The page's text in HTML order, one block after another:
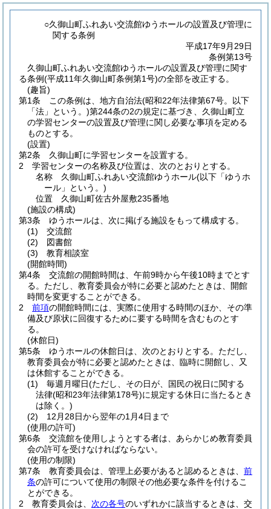
○久御山町ふれあい交流館ゆうホールの設置及び管理に
関する条例
平成17年9月29日
条例第13号
久御山町ふれあい交流館ゆうホールの設置及び管理に関す
る条例(平成11年久御山町条例第1号)の全部を改正する。
(趣旨)
第1条
この条例は、地方自治法(昭和22年法律第67号。以下
「法」という。)第244条の2の規定に基づき、久御山町立
の学習センターの設置及び管理に関し必要な事項を定める
ものとする。
(設置)
第2条
久御山町に学習センターを設置する。
2
学習センターの名称及び位置は、次のとおりとする。
名称 久御山町ふれあい交流館ゆうホール(以下「ゆうホ
ール」という。)
位置 久御山町佐古外屋敷235番地
(施設の構成)
第3条
ゆうホールは、次に掲げる施設をもって構成する。
(1)
交流館
(2)
図書館
(3)
教育相談室
(開館時間)
第4条
交流館の開館時間は、午前9時から午後10時までとす
る。 ただし、教育委員会が特に必要と認めたときは、開館
時間を変更することができる。
2
前項の開館時間には、実際に使用する時間のほか、その準
備及び原状に回復するために要する時間を含むものとす
る。
(休館日)
第5条
ゆうホールの休館日は、次のとおりとする。 ただし、
教育委員会が特に必要と認めたときは、臨時に開館し、又
は休館することができる。
(1)
毎週月曜日(ただし、その日が、国民の祝日に関する
法律(昭和23年法律第178号)に規定する休日に当たるとき
は除く。)
(2)
12月28日から翌年の1月4日まで
(使用の許可)
第6条
交流館を使用しようとする者は、あらかじめ教育委員
会の許可を受けなければならない。
(使用の制限)
第7条
教育委員会は、管理上必要があると認めるときは、 前
条の許可について使用の制限その他必要な条件を付けるこ
とができる。
2
教育委員会は、 次の各号のいずれかに該当するときは、交